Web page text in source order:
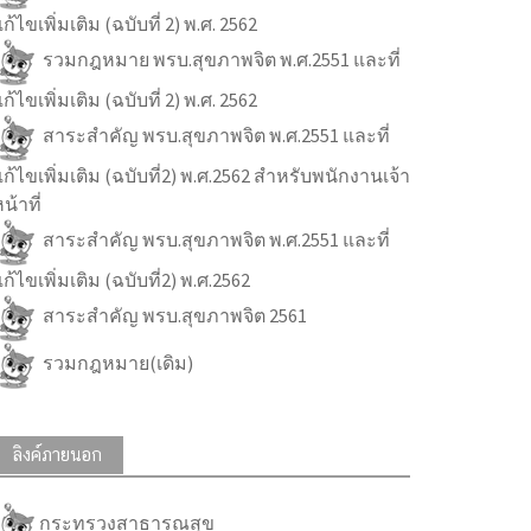
ไขเพิ่มเติม (ฉบับที่ 2) พ.ศ. 2562
รวมกฎหมาย พรบ.สุขภาพจิต พ.ศ.2551 และที่
ไขเพิ่มเติม (ฉบับที่ 2) พ.ศ. 2562
สาระสำคัญ พรบ.สุขภาพจิต พ.ศ.2551 และที่
ไขเพิ่มเติม (ฉบับที่2) พ.ศ.2562 สำหรับพนักงานเจ้า
น้าที่
สาระสำคัญ พรบ.สุขภาพจิต พ.ศ.2551 และที่
ไขเพิ่มเติม (ฉบับที่2) พ.ศ.2562
สาระสำคัญ พรบ.สุขภาพจิต 2561
รวมกฎหมาย(เดิม)
ลิงค์ภายนอก
กระทรวงสาธารณสุข